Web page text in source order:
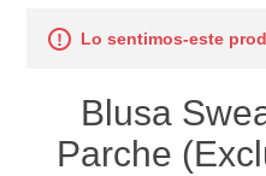
Lo sentimos-este
Blusa
Parche